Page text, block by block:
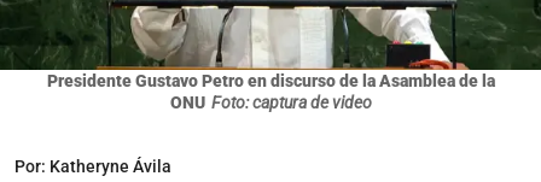
Presidente Gustavo Petro en discurso de la Asamblea de la
ONU Foto: captura de video
Por: Katheryne Ávila